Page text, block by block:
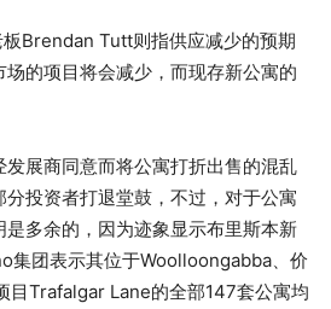
Brendan Tutt则指供应减少的预期
的项目将会减少，而现存新公寓的
展商同意而将公寓打折出售的混乱
投资者打退堂鼓，不过，对于公寓
多余的，因为迹象显示布里斯本新
集团表示其位于Woolloongabba、价
目Trafalgar Lane的全部147套公寓均